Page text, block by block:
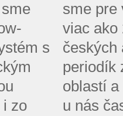
s
i zo
sme pre
viac ako
českých
periodík
oblastí a
u nás